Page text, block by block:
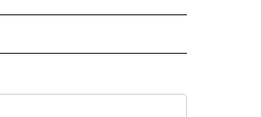
ABOUT NEW PAGES ON "CNN - SPANISH".